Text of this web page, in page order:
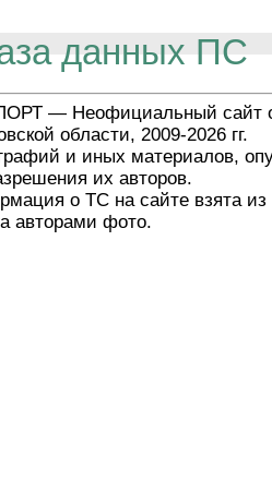
данных ПС
— Неофициальный сайт
области, 2009-2026 гг.
и иных материалов,
их авторов.
о ТС на сайте взята из
авторами фото.